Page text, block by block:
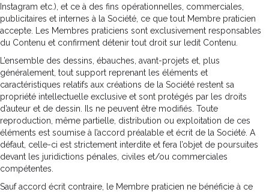
Instagram etc.), et ce à des fins opérationnelles, commerciales,
publicitaires et internes à la Société, ce que tout Membre praticien
accepte. Les Membres praticiens sont exclusivement responsables
du Contenu et confirment détenir tout droit sur ledit Contenu.
L’ensemble des dessins, ébauches, avant-projets et, plus
généralement, tout support reprenant les éléments et
caractéristiques relatifs aux créations de la Société restent sa
propriété intellectuelle exclusive et sont protégés par les droits
d’auteur et de dessin. Ils ne peuvent être modifiés. Toute
reproduction, même partielle, distribution ou exploitation de ces
éléments est soumise à l’accord préalable et écrit de la Société. A
défaut, celle-ci est strictement interdite et fera l’objet de poursuites
devant les juridictions pénales, civiles et/ou commerciales
compétentes.
Sauf accord écrit contraire, le Membre praticien ne bénéficie à ce